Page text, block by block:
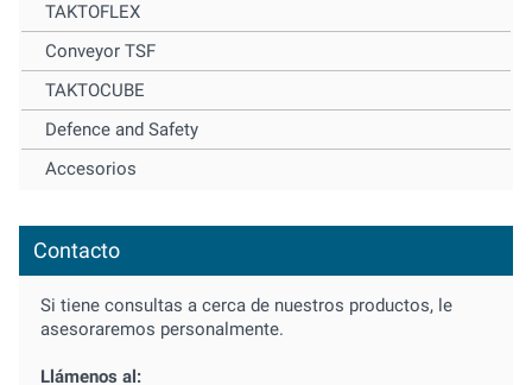
TAKTOFLEX
Conveyor TSF
TAKTOCUBE
Defence and Safety
Accesorios
Contacto
Si tiene consultas a cerca de nuestros productos, le
asesoraremos personalmente.
Llámenos al: